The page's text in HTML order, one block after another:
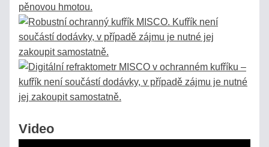
Video